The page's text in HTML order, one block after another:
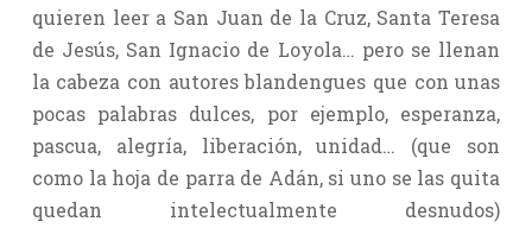
quieren leer a San Juan de la Cruz, Santa Teresa
de Jesús, San Ignacio de Loyola… pero se llenan
la cabeza con autores blandengues que con unas
pocas palabras dulces, por ejemplo, esperanza,
pascua, alegría, liberación, unidad… (que son
como la hoja de parra de Adán, si uno se las quita
quedan intelectualmente desnudos)